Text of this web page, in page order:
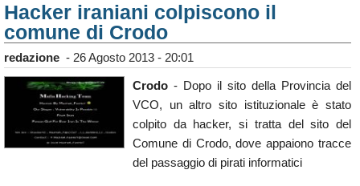
Hacker iraniani colpiscono il
comune di Crodo
redazione - 26 Agosto 2013 - 20:01
Crodo - Dopo il sito della Provincia del
VCO, un altro sito istituzionale è stato
colpito da hacker, si tratta del sito del
Comune di Crodo, dove appaiono tracce
del passaggio di pirati informatici